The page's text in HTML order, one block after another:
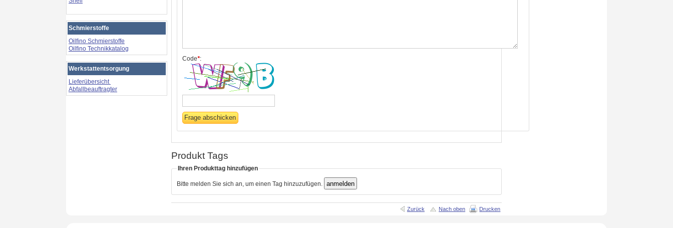
Code*:
Produkt Tags
Ihren Produkttag hinzufügen
Bitte melden Sie sich an, um einen Tag hinzuzufügen.
Zurück Nach oben Drucken
Schmierstoffe
Oilfino Schmierstoffe
Oilfino Technikkatalog
Werkstattentsorgung
Lieferübersicht
Abfallbeauftragter